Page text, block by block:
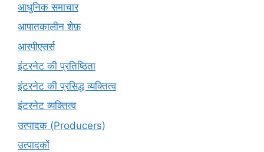
आधुनिक समाचार
आपातकालीन शेफ़
आरपीएसर्स
इंटरनेट की प्रतिष्ठिता
इंटरनेट की प्रसिद्ध व्यक्तित्व
इंटरनेट व्यक्तित्व
उत्पादक (Producers)
उत्पादकों